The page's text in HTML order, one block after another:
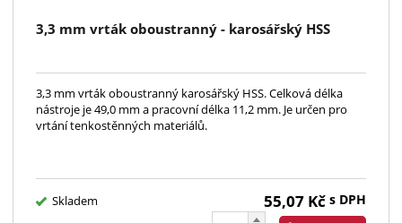
3,3 mm vrták oboustranný - karosářský HSS
3,3 mm vrták oboustranný karosářský HSS. Celková délka
nástroje je 49,0 mm a pracovní délka 11,2 mm. Je určen pro
vrtání tenkostěnných materiálů.
Skladem 55,07 Kč s DPH